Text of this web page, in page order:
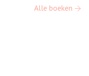
Alle boeken